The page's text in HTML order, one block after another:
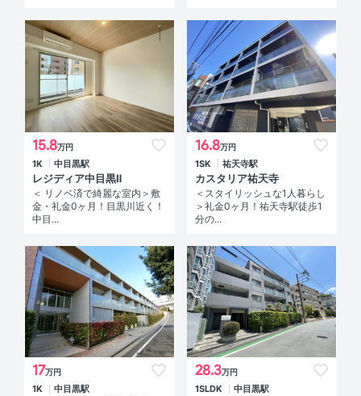
15.8万円
1K 中目黒駅
レジディア中目黒Ⅱ
＜ リノベ済で綺麗な室内＞敷
金・礼金0ヶ月！目黒川近く！
中目...
16.8万円
1SK 祐天寺駅
カスタリア祐天寺
＜スタイリッシュな1人暮らし
＞礼金0ヶ月！祐天寺駅徒歩1
分の...
17万円
1K 中目黒駅
28.3万円
1SLDK 中目黒駅